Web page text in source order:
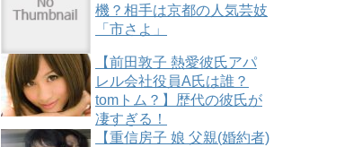
機？相手は京都の人気芸妓
「市さよ」
【前田敦子 熱愛彼氏アパ
レル会社役員A氏は誰？
tomトム？】歴代の彼氏が
凄すぎる！
【重信房子 娘 父親(婚約者)